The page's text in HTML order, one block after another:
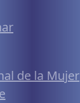
de la Mujer